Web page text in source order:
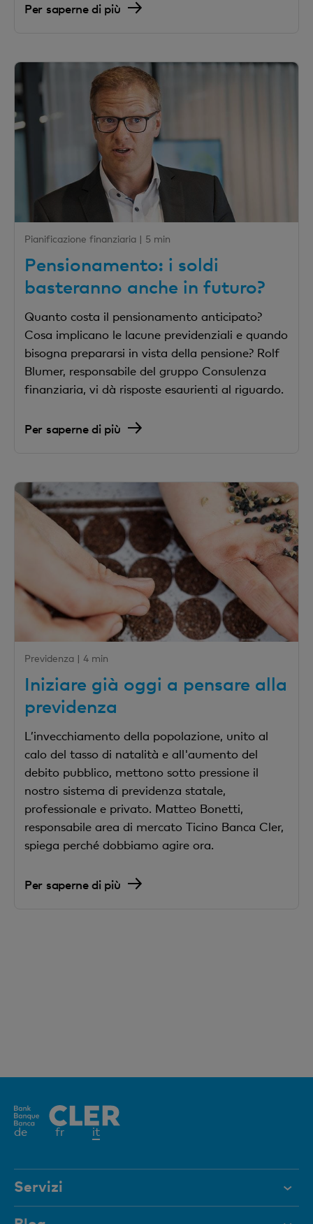
Per saperne di più
Pianificazione finanziaria | 5 min
Pensionamento: i soldi
basteranno anche in futuro?
Quanto costa il pensionamento anticipato?
Cosa implicano le lacune previdenziali e quando
bisogna prepararsi in vista della pensione? Rolf
Blumer, responsabile del gruppo Consulenza
finanziaria, vi dà risposte esaurienti al riguardo.
Per saperne di più
Previdenza | 4 min
Iniziare già oggi a pensare alla
previdenza
L’invecchiamento della popolazione, unito al
calo del tasso di natalità e all'aumento del
debito pubblico, mettono sotto pressione il
nostro sistema di previdenza statale,
professionale e privato. Matteo Bonetti,
responsabile area di mercato Ticino Banca Cler,
spiega perché dobbiamo agire ora.
Per saperne di più
de fr itElemento
Servizi
Aiuto e contatto